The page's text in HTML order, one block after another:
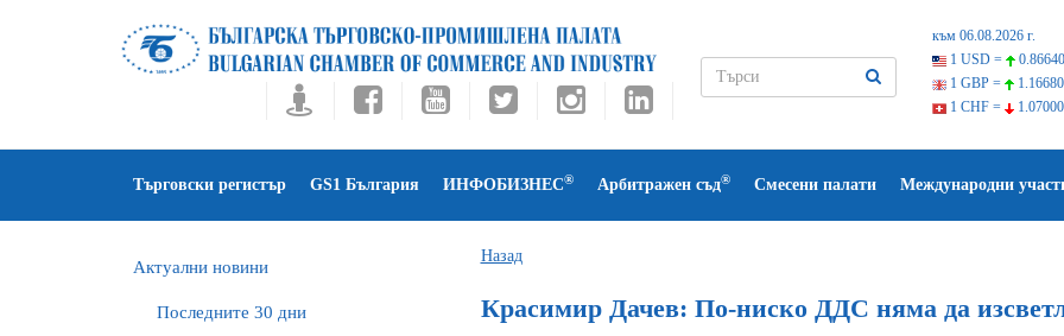
към 06.08.2026 г.
1 USD =
1 GBP =
1 CHF =
Търговски регистър GS1 България ИНФОБИЗНЕС® Арбитражен съд® Смесени палати Международни
Актуални новини
Последните 30 дни
Назад
Красимир Дачев: По-ниско ДДС няма да